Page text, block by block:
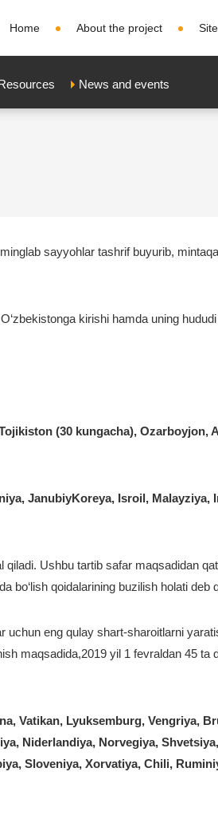
Home About the project
News and events
sayyohlar tashrif buyurib,
kirishi hamda uning
(30 kungacha), Ozarboyjon,
JanubiyKoreya, Isroil, Malayziya,
Ushbu tartib safar maqsadidan
bo‘lish qoidalarining buzilish holati deb
eng qulay shart-sharoitlarni
maqsadida,2019 yil 1 fevraldan 45 ta
Vatikan, Lyuksemburg, Vengriya,
Niderlandiya, Norvegiya,
Sloveniya, Xorvatiya, Chili,